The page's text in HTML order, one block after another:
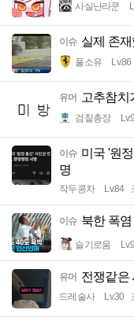
사실난라쿤
이슈 실제 존
풀소유 Lv.86
유머 고추참치
검찰총장
이슈 미국 '원
명
작두콩차 Lv.84
이슈 북한 폭
슬기로움
유머 전쟁같은
드레술사 Lv.30